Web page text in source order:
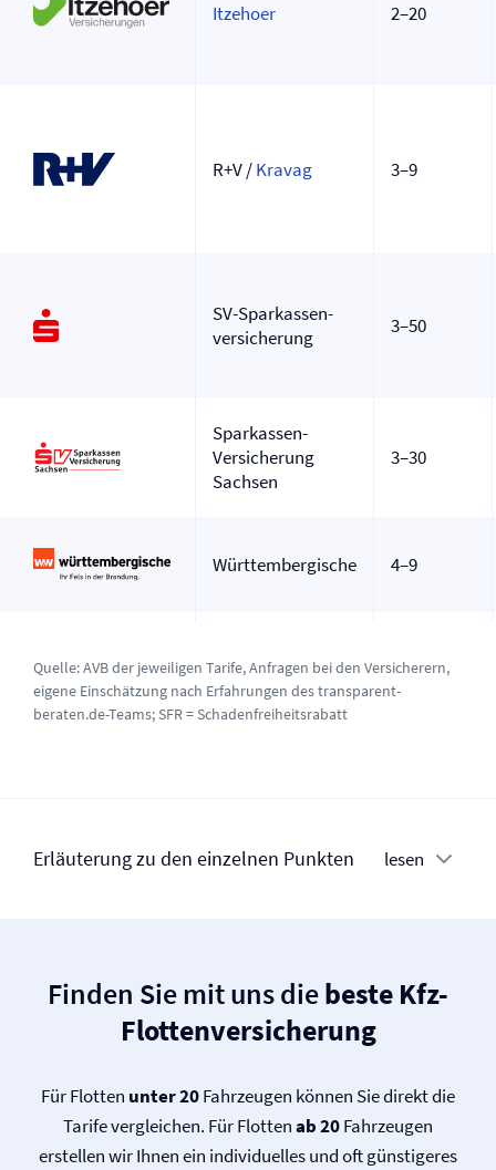
Itzehoer 2–20
R+V /Kravag 3–9
SV-Sparkassen­
versicherung
3–50
Sparkassen-
Versicherung
Sachsen
3–30
Württembergische 4–9
Quelle: AVB der jeweiligen Tarife, Anfragen bei den Versicherern,
eigene Einschätzung nach Erfahrungen des transparent-
beraten.de-Teams; SFR = Schadenfreiheitsrabatt
Erläuterung zu den einzelnen Punkten lesen
Finden Sie mit uns diebeste Kfz-
Flotten­versicherung
Für Flotten unter 20Fahrzeugen können Sie direkt die
Tarife vergleichen. Für Flottenab 20Fahrzeugen
erstellen wir Ihnen ein individuelles und oft günstigeres